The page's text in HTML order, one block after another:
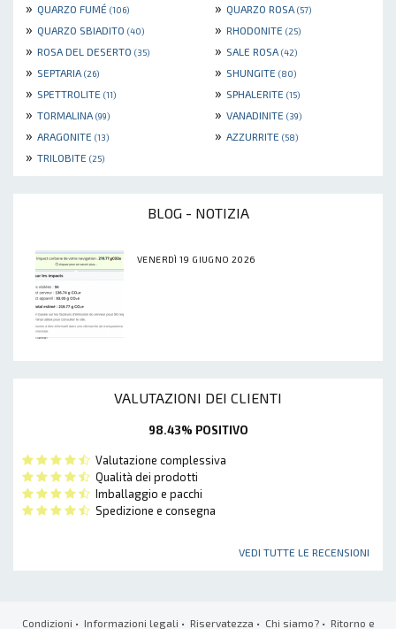
» QUARZO FUMÉ (106) » QUARZO ROSA (57)
» QUARZO SBIADITO (40) » RHODONITE (25)
» ROSA DEL DESERTO (35) » SALE ROSA (42)
» SEPTARIA (26) » SHUNGITE (80)
» SPETTROLITE (11) » SPHALERITE (15)
» TORMALINA (99) » VANADINITE (39)
» ARAGONITE (13) » AZZURRITE (58)
» TRILOBITE (25)
BLOG - NOTIZIA
VENERDÌ 19 GIUGNO 2026
VALUTAZIONI DEI CLIENTI
98.43% POSITIVO
Valutazione complessiva
Qualità dei prodotti
Imballaggio e pacchi
Spedizione e consegna
VEDI TUTTE LE RECENSIONI
Condizioni • Informazioni legali • Riservatezza • Chi siamo?• Ritorno e